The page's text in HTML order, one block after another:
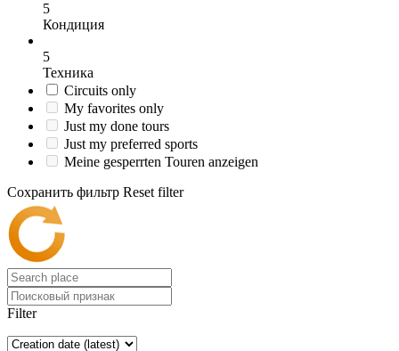
5
Кондиция
5
Техника
Circuits only
My favorites only
Just my done tours
Just my preferred sports
Meine gesperrten Touren anzeigen
Сохранить фильтр Reset filter
Filter